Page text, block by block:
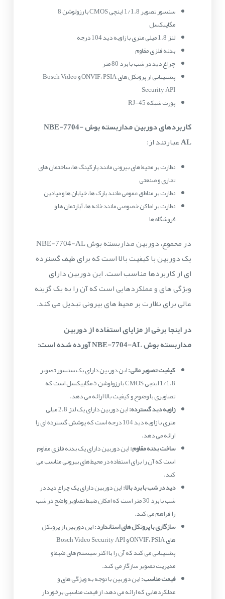
سنسور تصویر 1/1.8 اینچی CMOS با رزولوشن 8
مگاپیکسل
لنز 1.8 میلی متری با زاویه دید 104 درجه
بدنه فلزی مقاوم
چراغ دید در شب با برد 80 متر
پشتیبانی از پروتکل های ONVIF، PSIA و Bosch Video
Security API
پورت شبکه RJ-45
کاربردهای دوربین مداربسته بوش NBE-7704-
ALعبارتند از:
نظارت بر محیط های بیرونی مانند پارکینگ ها، ساختمان های
تجاری و صنعتی
نظارت بر مناطق عمومی مانند پارک ها، خیابان ها و میادین
نظارت بر اماکن خصوصی مانند خانه ها، آپارتمان ها و
فروشگاه ها
در مجموع، دوربین مداربسته بوش NBE-7704-AL
یک دوربین با کیفیت بالا است که برای طیف گسترده
ای از کاربردها مناسب است. این دوربین دارای
ویژگی های و عملکردهایی است که آن را به یک گزینه
عالی برای نظارت بر محیط های بیرونی تبدیل می کند.
در اینجا برخی از مزایای استفاده از دوربین
مداربسته بوش NBE-7704-AL آورده شده است:
کیفیت تصویر عالی:این دوربین دارای یک سنسور تصویر
1/1.8 اینچی CMOS با رزولوشن 5 مگاپیکسل است که
تصاویری با وضوح و کیفیت بالا ارائه می دهد.
زاویه دید گسترده:
این دوربین دارای یک لنز 2.8 میلی
متری با زاویه دید 104 درجه است که پوشش گسترده ای را
ارائه می دهد.
ساخت بدنه مقاوم:این دوربین دارای یک بدنه فلزی مقاوم
است که آن را برای استفاده در محیط های بیرونی مناسب می
کند.
دید در شب با برد بالا:این دوربین دارای یک چراغ دید در
شب با برد 30 متر است که امکان ضبط تصاویر واضح در شب
را فراهم می کند.
سازگاری با پروتکل های استاندارد:این دوربین از پروتکل
های ONVIF، PSIA و Bosch Video Security API
پشتیبانی می کند که آن را با اکثر سیستم های ضبط و
مدیریت تصویر سازگار می کند.
قیمت مناسب:این دوربین با توجه به ویژگی های و
عملکردهایی که ارائه می دهد، از قیمت مناسبی برخوردار